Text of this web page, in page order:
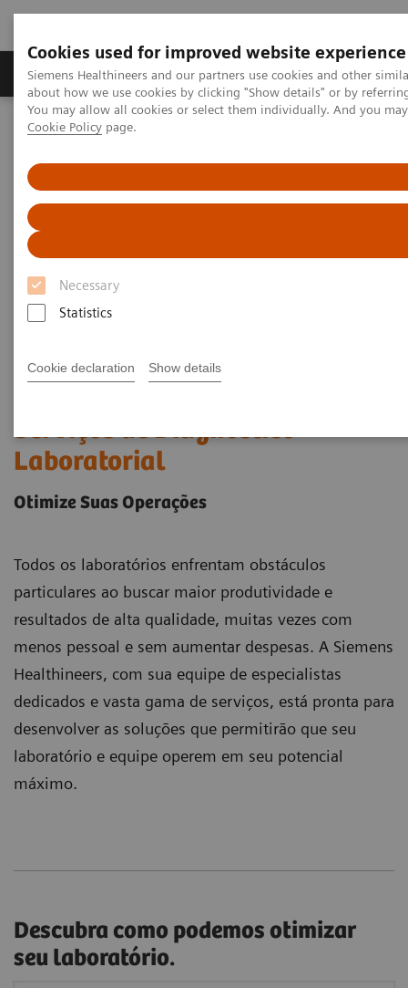
Cookies used for improved website experience
Siemens Healthineers and our partners use cookies and other
about how we use cookies by clicking "Show details" or by
You may allow all cookies or select them individually. And you
Cookie Policy page.
Necessary
Statistics
Cookie declaration Show details
Produtos e serviços Especialidades Clínicas e
Siemens Healthineers Brasil
Serviços de Diagnóstico
Laboratorial
Otimize Suas Operações
Todos os laboratórios enfrentam obstáculos
particulares ao buscar maior produtividade e
resultados de alta qualidade, muitas vezes com
menos pessoal e sem aumentar despesas. A Siemens
Healthineers, com sua equipe de especialistas
dedicados e vasta gama de serviços, está pronta para
desenvolver as soluções que permitirão que seu
laboratório e equipe operem em seu potencial
máximo.
Descubra como podemos otimizar
seu laboratório.